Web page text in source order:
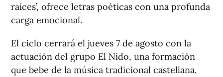
raíces’, ofrece letras poéticas con una profunda
carga emocional.
El ciclo cerrará el jueves 7 de agosto con la
actuación del grupo El Nido, una formación
que bebe de la música tradicional castellana,